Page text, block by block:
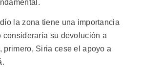
la zona tiene una importancia
consideraría su devolución a
primero, Siria cese el apoyo a